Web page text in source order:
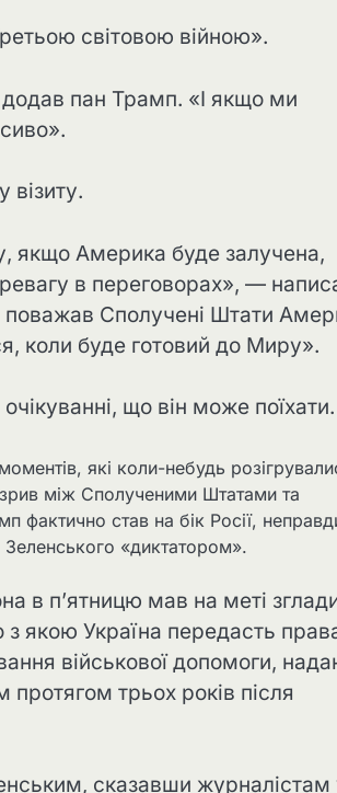
світовою війною».
пан Трамп. «І якщо ми
візиту.
якщо Америка буде залучена,
в переговорах», —
Сполучені Штати
коли буде готовий до Миру».
що він може поїхати.
які коли-небудь
між Сполученими Штатами та
фактично став на бік Росії,
Зеленського «диктатором».
в п’ятницю мав на меті
з якою Україна передасть
військової допомоги,
трьох років після
сказавши журналістам